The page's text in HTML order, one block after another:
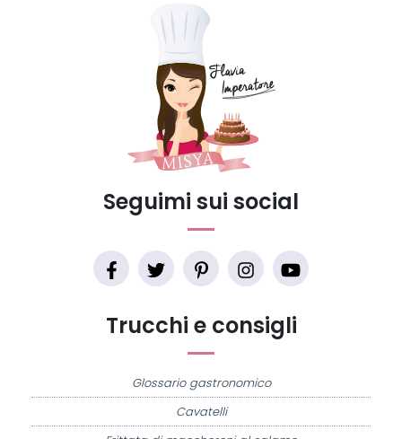
Trucchi e consigli
Glossario gastronomico
Cavatelli
Seguimi sui social